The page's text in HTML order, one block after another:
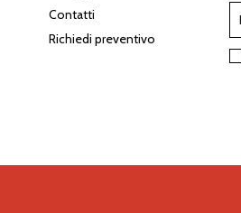
Contatti
Richiedi preventivo